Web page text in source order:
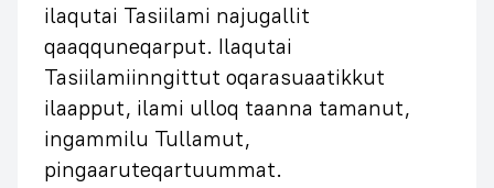
ilaqutai Tasiilami najugallit
qaaqquneqarput. Ilaqutai
Tasiilamiinngittut oqarasuaatikkut
ilaapput, ilami ulloq taanna tamanut,
ingammilu Tullamut,
pingaaruteqartuummat.